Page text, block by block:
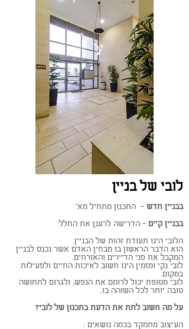
לובי של בניין
בבניין חדש - התכנון מתחיל מא'
בבניין קיים - הדרישה לרענן את החלל
הלובי הינו תעודת זהות של הבניין.
הוא הדבר הראשון בו מבחין האדם אשר נכנס לבניין
המקבל את פני הדיירים והאורחים.
לובי נקי ומזמין הינו חשוב לאיכות החיים ולפעילות
במקום.
לובי מטופח יכול לרומם את הנפש, ולגרום לתחושה
טובה יותר לכל השוהה בו.
על מה חשוב לתת את הדעת בתכנון של לובי?
העיצוב מתמקד בכמה נושאים :